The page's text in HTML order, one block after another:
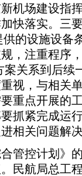
机场建设指
快落实。三
的设施设备
，注重程序
关系到后续
视，与相关
重点开展的
抓紧完成运
相关问题解
控计划》
民航局总工